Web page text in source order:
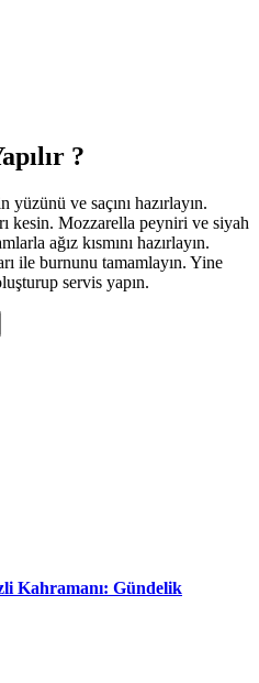
?
ve saçını hazırlayın.
kesin. Mozzarella peyniri ve siyah
ağız kısmını hazırlayın.
ile burnunu tamamlayın. Yine
servis yapın.
Kahramanı: Gündelik